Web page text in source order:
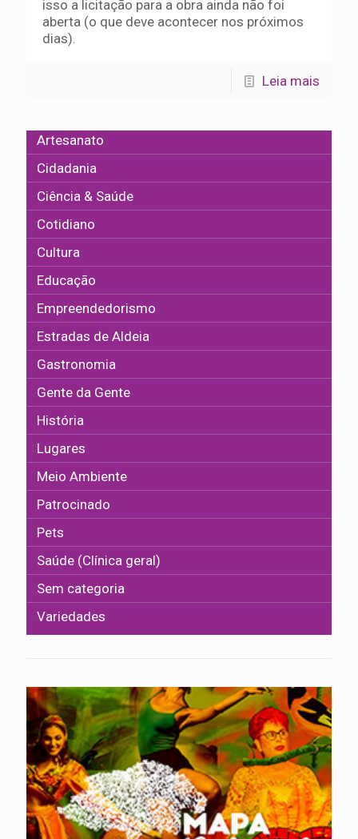
isso a licitação para a obra ainda não foi
aberta (o que deve acontecer nos próximos
dias).
Leia mais
Artesanato
Cidadania
Ciência & Saúde
Cotidiano
Cultura
Educação
Empreendedorismo
Estradas de Aldeia
Gastronomia
Gente da Gente
História
Lugares
Meio Ambiente
Patrocinado
Pets
Saúde (Clínica geral)
Sem categoria
Variedades